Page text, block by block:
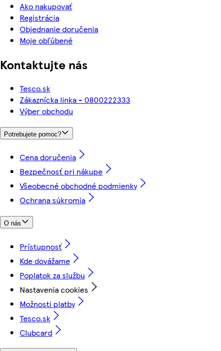
Ako nakupovať
Registrácia
Objednanie doručenia
Moje obľúbené
Kontaktujte nás
Tesco.sk
Zákaznícka linka - 0800222333
Výber obchodu
Potrebujete pomoc?
Cena doručenia
Bezpečnosť pri nákupe
Všeobecné obchodné podmienky
Ochrana súkromia
O nás
Prístupnosť
Kde dovážame
Poplatok za službu
Nastavenia cookies
Možnosti platby
Tesco.sk
Clubcard